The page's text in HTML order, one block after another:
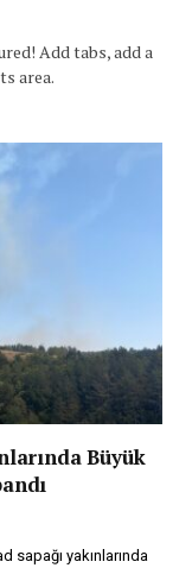
Add tabs, add a
area.
Büyük
sapağı yakınlarında